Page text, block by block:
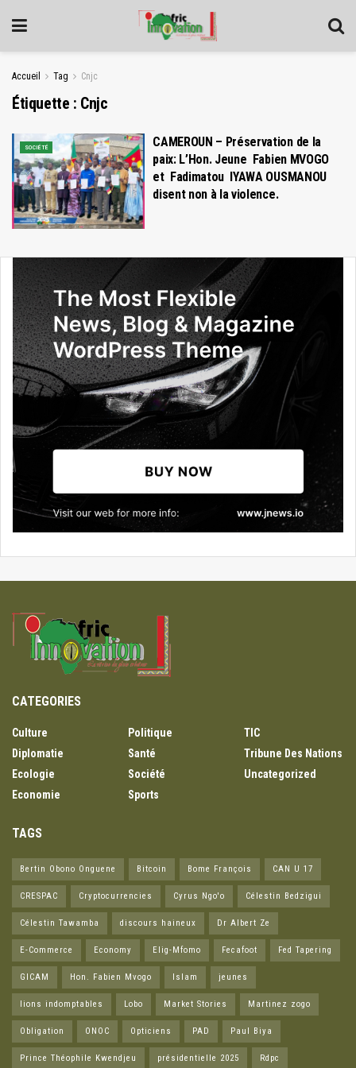
Accueil Tag Cnjc
Étiquette : Cnjc
SOCIÉTÉ
CAMEROUN – Préservation de la
paix: L’Hon. Jeune Fabien MVOGO
et Fadimatou IYAWA OUSMANOU
disent non à la violence.
CATEGORIES
Culture
Diplomatie
Ecologie
Economie
Politique
Santé
Société
Sports
TIC
Tribune Des Nations
Uncategorized
TAGS
Bertin Obono Onguene Bitcoin Bome François CAN U 17
CRESPAC Cryptocurrencies Cyrus Ngo'o Célestin Bedzigui
Célestin Tawamba discours haineux Dr Albert Ze
E-Commerce Economy Elig-Mfomo Fecafoot Fed Tapering
GICAM Hon. Fabien Mvogo Islam jeunes
lions indomptables Lobo Market Stories Martinez zogo
Obligation ONOC Opticiens PAD Paul Biya
Prince Théophile Kwendjeu présidentielle 2025 Rdpc